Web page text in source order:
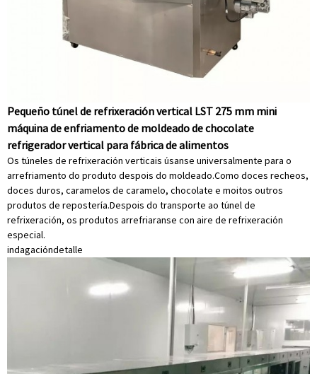
Pequeño túnel de refrixeración vertical LST 275 mm mini
máquina de enfriamento de moldeado de chocolate
refrigerador vertical para fábrica de alimentos
Os túneles de refrixeración verticais úsanse universalmente para o
arrefriamento do produto despois do moldeado.Como doces recheos,
doces duros, caramelos de caramelo, chocolate e moitos outros
produtos de repostería.Despois do transporte ao túnel de
refrixeración, os produtos arrefriaranse con aire de refrixeración
especial.
indagacióndetalle